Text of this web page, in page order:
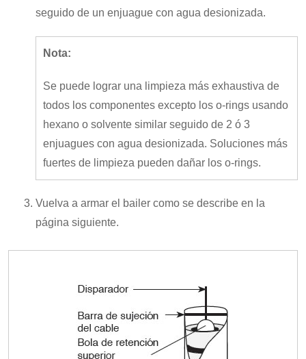
seguido de un enjuague con agua desionizada.
Nota:
Se puede lograr una limpieza más exhaustiva de
todos los componentes excepto los o-rings usando
hexano o solvente similar seguido de 2 ó 3
enjuagues con agua desionizada. Soluciones más
fuertes de limpieza pueden dañar los o-rings.
Vuelva a armar el bailer como se describe en la
página siguiente.